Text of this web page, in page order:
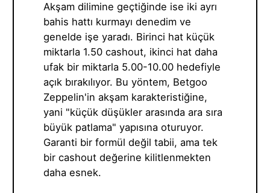
Akşam dilimine geçtiğinde ise iki ayrı
bahis hattı kurmayı denedim ve
genelde işe yaradı. Birinci hat küçük
miktarla 1.50 cashout, ikinci hat daha
ufak bir miktarla 5.00-10.00 hedefiyle
açık bırakılıyor. Bu yöntem, Betgoo
Zeppelin'in akşam karakteristiğine,
yani "küçük düşükler arasında ara sıra
büyük patlama" yapısına oturuyor.
Garanti bir formül değil tabii, ama tek
bir cashout değerine kilitlenmekten
daha esnek.